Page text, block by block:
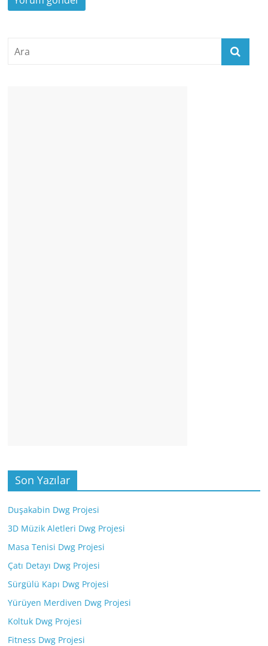
Son Yazılar
Duşakabin Dwg Projesi
3D Müzik Aletleri Dwg Projesi
Masa Tenisi Dwg Projesi
Çatı Detayı Dwg Projesi
Sürgülü Kapı Dwg Projesi
Yürüyen Merdiven Dwg Projesi
Koltuk Dwg Projesi
Fitness Dwg Projesi